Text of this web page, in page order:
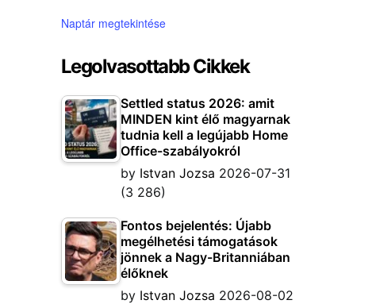
Naptár megtekintése
Legolvasottabb Cikkek
Settled status 2026: amit
MINDEN kint élő magyarnak
tudnia kell a legújabb Home
Office-szabályokról
by Istvan Jozsa 2026-07-31
(3 286)
Fontos bejelentés: Újabb
megélhetési támogatások
jönnek a Nagy-Britanniában
élőknek
by Istvan Jozsa 2026-08-02